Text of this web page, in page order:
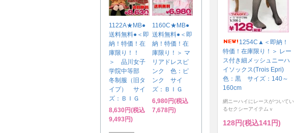
1254C▲＜即納！
特価！在庫限り！＞ レー
ス付き細メッシュニーハ
イソックス(Trois Epri)
色：黒 サイズ：140～
160cm
網ニーハイにレースがついてい
るセクシーアイテムｖ
128円(税込141円)
1122A★MB●
送料無料●＜即
納！特価！在
庫限り！！
＞ 品川女子
学院中等部
冬制服（旧タ
イプ） サイ
ズ：ＢＩＧ
8,630円(税込
9,493円)
1160C★MB●
送料無料●＜即
納！特価！在
庫限り！＞ マ
リアドレスピ
ンク 色：ピ
ンク サイ
ズ：ＢＩＧ
6,980円(税込
7,678円)